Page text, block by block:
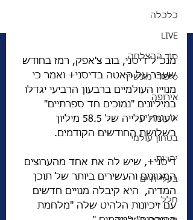
כלכלה
LIVE
סוד ההצלחה
סיפורי מונשיין
אירופה
אוסטרליה
בטחון עולמי
יהדות
בעלי חיים
חלל
מנכ"ל דיסני, בוב צ'אפק, רמז בחודש
שעבר על האטה בדיסני+ ואמר כי
מנוייו העולמיים ברבעון הרביעי יגדלו
במיליונים "נמוכים חד ספרתיים"
לעומת עלייה של 58.5 מיליון
בשלושת החודשים הקודמים.
דיסני+, שיש לה את אחד מהערוצים
המגוונים והעשירים ביותר של תוכן
המדיה,  היא קיבלה מנויים חדשים
עם זיכיונות הלהיט שלה "מלחמת